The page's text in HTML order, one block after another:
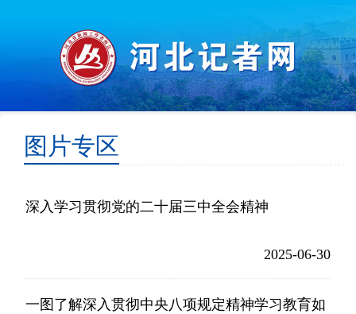
图片专区
深入学习贯彻党的二十届三中全会精神
2025-06-30
一图了解深入贯彻中央八项规定精神学习教育如